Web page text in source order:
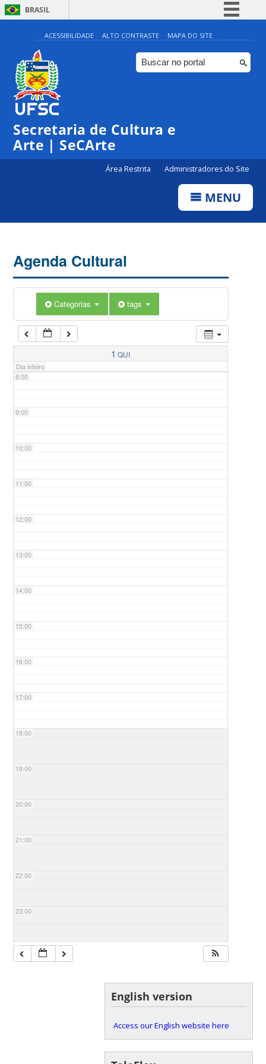
BRASIL
Simplifique!
Comunica BR
Participe
ACESSIBILIDADE ALTO CONTRASTE MAPA DO SITE
Secretaria de Cultura e
Arte | SeCArte
Área Restrita Administradores do Site
MENU
Agenda Cultural
Categorias tags
1 QUI
Dia inteiro
0:00
1:00
5:00
7:00
8:00
9:00
10:00
11:00
12:00
13:00
14:00
15:00
16:00
17:00
18:00
19:00
20:00
21:00
22:00
23:00
English version
Access our English website here